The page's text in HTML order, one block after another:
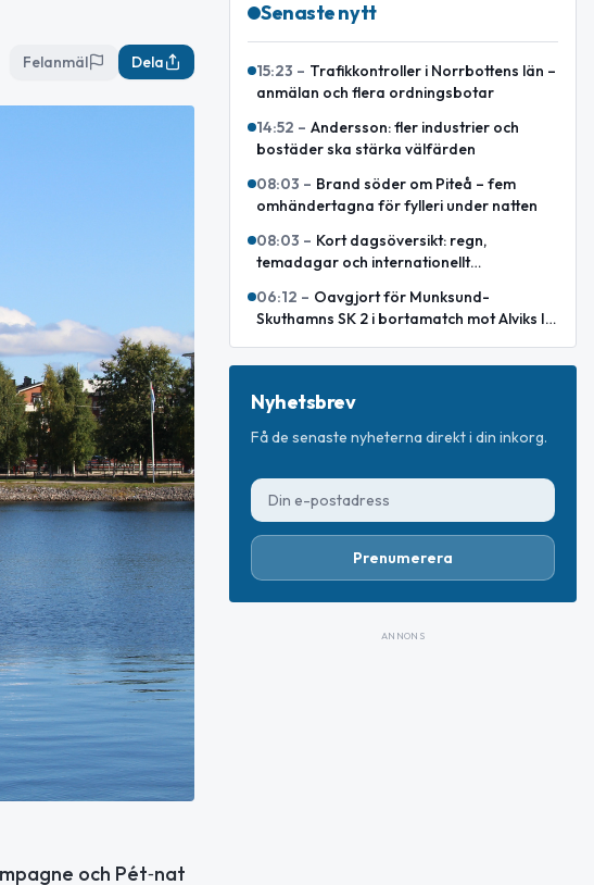
Felanmäl Dela
och Pét‑nat
Senaste nytt
15:23 – Trafikkontroller i Norrbottens län –
anmälan och flera ordningsbotar
14:52 – Andersson: fler industrier och
bostäder ska stärka välfärden
08:03 – Brand söder om Piteå – fem
omhändertagna för fylleri under natten
08:03 – Kort dagsöversikt: regn,
temadagar och internationellt
06:12 – Oavgjort för Munksund-
Skuthamns SK 2 i bortamatch mot Alviks IK
Nyhetsbrev
Få de senaste nyheterna direkt i din inkorg.
Prenumerera
ANNONS